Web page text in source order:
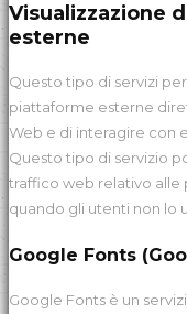
Visualizzazione
esterne
Questo tipo di servizi
piattaforme esterne
Web e di interagire con
Questo tipo di servizio
traffico web relativo alle
quando gli utenti non lo
Google Fonts
Google Fonts è un